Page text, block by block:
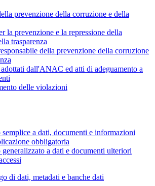
prevenzione della corruzione e della
la prevenzione e la repressione della
trasparenza
della prevenzione della corruzione
dall'ANAC ed atti di adeguamento a
delle violazioni
a dati, documenti e informazioni
obbligatoria
a dati e documenti ulteriori
di dati, metadati e banche dati